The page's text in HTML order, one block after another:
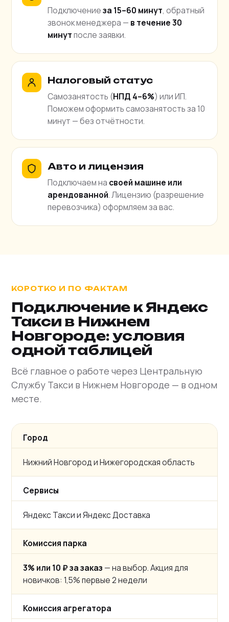
Подключениеза 15–60 минут, обратный
звонок менеджера — в течение 30
минутпосле заявки.
Налоговый статус
Самозанятость (НПД 4–6%) или ИП.
Поможем оформить самозанятость за 10
минут — без отчётности.
Авто и лицензия
Подключаем на своей машине или
арендованной. Лицензию (разрешение
перевозчика) оформляем за вас.
КОРОТКО И ПО ФАКТАМ
Подключение к Яндекс
Такси в Нижнем
Новгороде: условия
одной таблицей
Всё главное о работе через Центральную
Службу Такси в Нижнем Новгороде — в одном
месте.
Город
Нижний Новгород и Нижегородская область
Сервисы
Яндекс Такси и Яндекс Доставка
Комиссия парка
3% или 10 ₽ за заказ — на выбор. Акция для
новичков: 1,5% первые 2 недели
Комиссия агрегатора